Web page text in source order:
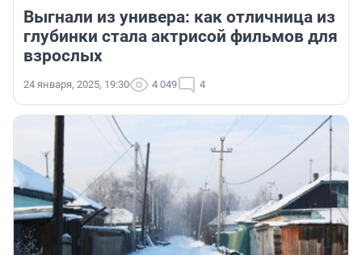
Выгнали из универа: как отличница из
глубинки стала актрисой фильмов для
взрослых
24 января, 2025, 19:30 4 049 4